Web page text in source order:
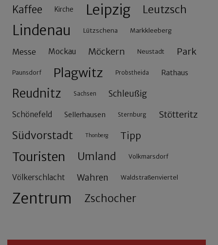
Kaffee Kirche Leipzig Leutzsch
Lindenau Lützschena Markkleeberg
Messe Mockau Möckern Neustadt Park
Paunsdorf Plagwitz Probstheida Rathaus
Reudnitz Sachsen Schleußig
Schönefeld Sellerhausen Sternburg Stötteritz
Südvorstadt Thonberg Tipp
Touristen Umland Volkmarsdorf
Völkerschlacht Wahren Waldstraßenviertel
Zentrum Zschocher